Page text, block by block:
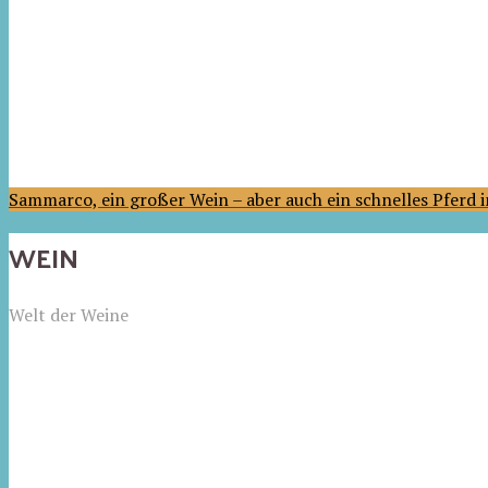
Sammarco, ein großer Wein – aber auch ein schnelles Pferd
WEIN
Welt der Weine